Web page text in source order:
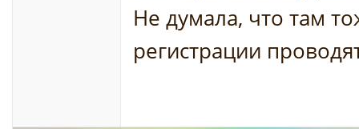
Не думала, что там
регистрации